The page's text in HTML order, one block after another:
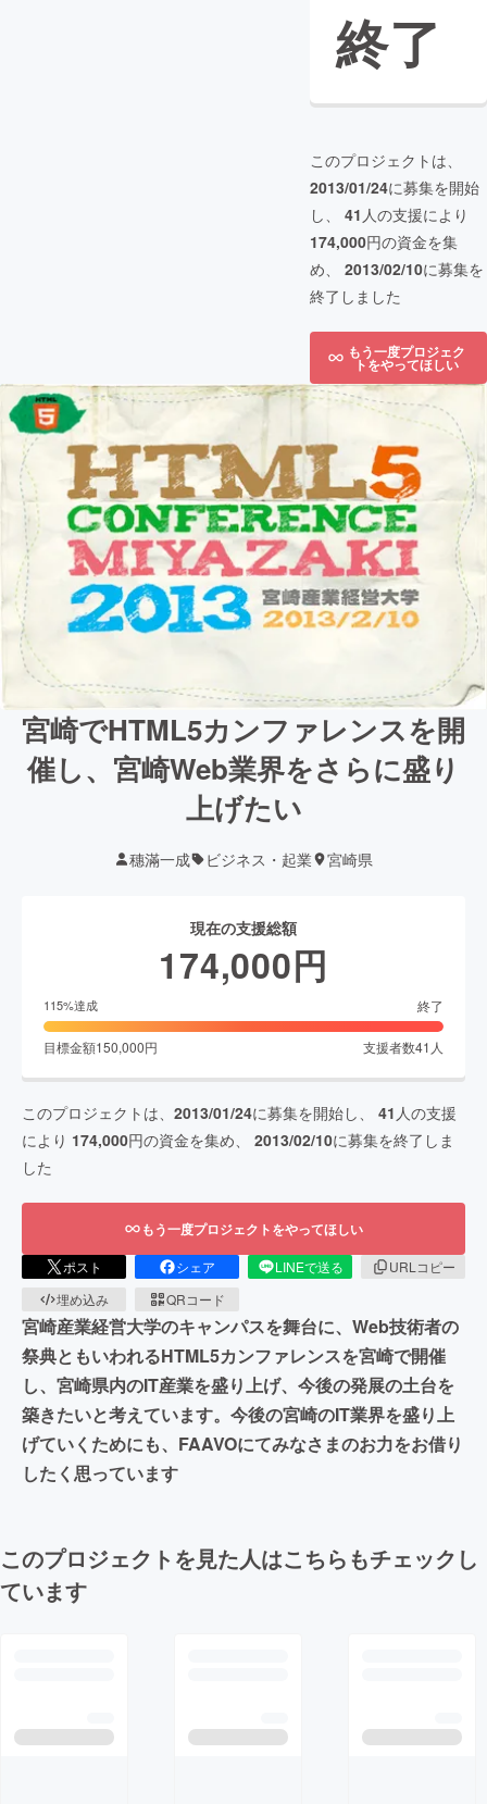
終了
このプロジェクトは、
2013/01/24に募集を開始
し、 41 人の支援により
174,000円の資金を集
め、 2013/02/10に募集を
終了しました
もう一度プロジェク
トをやってほしい
宮崎でHTML5カンファレンスを開
催し、宮崎Web業界をさらに盛り
上げたい
穗滿一成 ビジネス・起業 宮崎県
現在の支援総額
174,000円
115%達成 終了
目標金額150,000円 支援者数41 人
このプロジェクトは、 2013/01/24に募集を開始し、 41 人の支援
により 174,000円の資金を集め、 2013/02/10に募集を終了しま
した
もう一度プロジェクトをやってほしい
ポスト シェア LINEで送る
URLコピー
埋め込み
QRコード
宮崎産業経営大学のキャンパスを舞台に、Web技術者の
祭典ともいわれるHTML5カンファレンスを宮崎で開催
し、宮崎県内のIT産業を盛り上げ、今後の発展の土台を
築きたいと考えています。今後の宮崎のIT業界を盛り上
げていくためにも、FAAVOにてみなさまのお力をお借り
したく思っています
このプロジェクトを見た人はこちらもチェックし
ています